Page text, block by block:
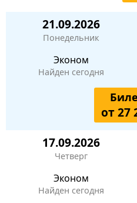
21.09.2026
Понедельник
Эконом
Найден сегодня
от 27
17.09.2026
Четверг
Эконом
Найден сегодня